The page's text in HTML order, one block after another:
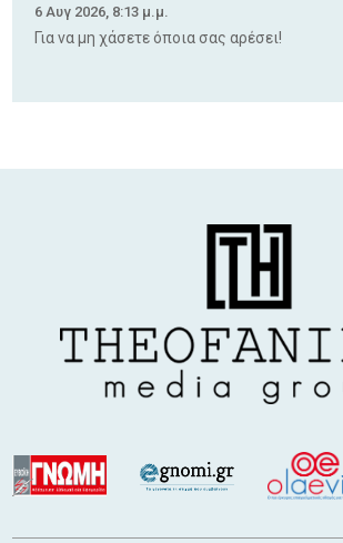
6 Αυγ 2026, 8:13 μ.μ.
Για να μη χάσετε όποια σας αρέσει!